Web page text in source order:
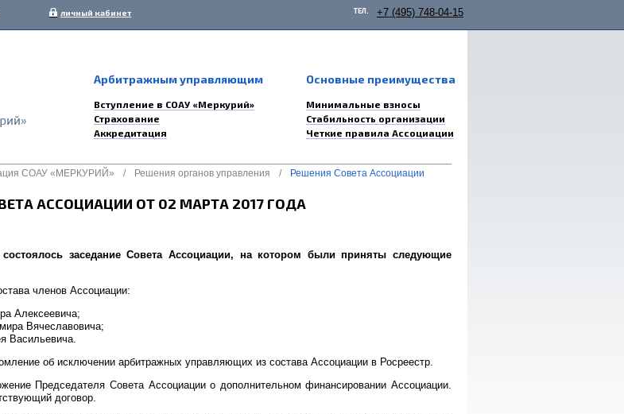
личный кабинет ТЕЛ. +7 (495) 748-04-15
Арбитражным управляющим
Вступление в СОАУ «Меркурий»
Страхование
Аккредитация
Основные преимущества
Минимальные взносы
Стабильность организации
Четкие правила Ассоциации
СОАУ «МЕРКУРИЙ» / Решения органов управления / Решения Совета Ассоциации
АССОЦИАЦИИ ОТ 02 МАРТА 2017 ГОДА
состоялось заседание Совета Ассоциации, на котором были приняты следующие
членов Ассоциации:
Алексеевича;
Вячеславовича;
Васильевича.
об исключении арбитражных управляющих из состава Ассоциации в Росреестр.
Председателя Совета Ассоциации о дополнительном финансировании Ассоциации.
договор.